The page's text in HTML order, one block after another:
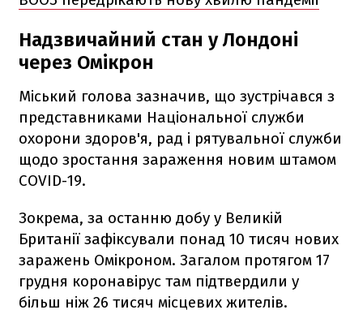
Надзвичайний стан у Лондоні
через Омікрон
Міський голова зазначив, що зустрічався з
представниками Національної служби
охорони здоров'я, рад і рятувальної служби
щодо зростання зараження новим штамом
COVID-19.
Зокрема, за останню добу у Великій
Британії зафіксували понад 10 тисяч нових
заражень Омікроном. Загалом протягом 17
грудня коронавірус там підтвердили у
більш ніж 26 тисяч місцевих жителів.